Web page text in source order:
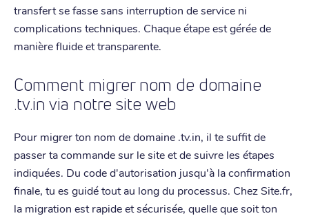
transfert se fasse sans interruption de service ni
complications techniques. Chaque étape est gérée de
manière fluide et transparente.
Comment migrer nom de domaine
.tv.in via notre site web
Pour migrer ton nom de domaine .tv.in, il te suffit de
passer ta commande sur le site et de suivre les étapes
indiquées. Du code d'autorisation jusqu'à la confirmation
finale, tu es guidé tout au long du processus. Chez Site.fr,
la migration est rapide et sécurisée, quelle que soit ton